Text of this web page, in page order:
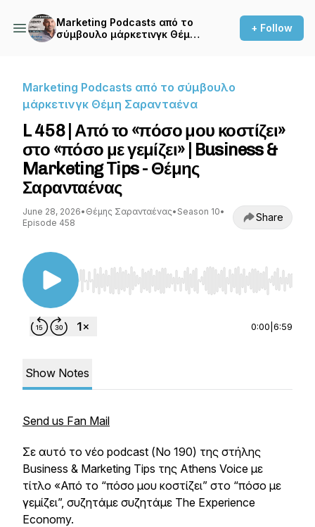
Marketing Podcasts από το
σύμβουλο μάρκετινγκ Θέμη
+ Follow
Marketing Podcasts από το σύμβουλο
μάρκετινγκ Θέμη Σαρανταένα
L 458 | Από το «πόσο μου κοστίζει»
στο «πόσο με γεμίζει» | Business &
Marketing Tips - Θέμης
Σαρανταένας
June 28, 2026• Θέμης Σαρανταένας• Season 10•
Episode 458
Share
Use Left/Right to seek, Home/End to jump to
0:00 6:59
Show Notes
Send us Fan Mail
Σε αυτό το νέο podcast (Νο 190) της στήλης
Business & Marketing Tips της Athens Voice με
τίτλο «Από το “πόσο μου κοστίζει” στο “πόσο με
γεμίζει”, συζητάμε συζητάμε The Experience
Economy.